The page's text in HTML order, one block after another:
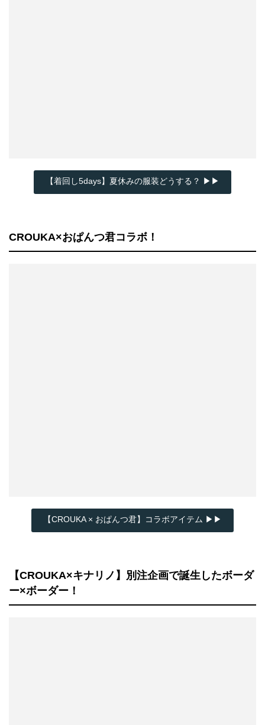
【着回し5days】夏休みの服装どうする？ ▶▶
CROUKA×おぱんつ君コラボ！
【CROUKA × おぱんつ君】コラボアイテム ▶▶
【CROUKA×キナリノ】別注企画で誕生したボーダ
ー×ボーダー！